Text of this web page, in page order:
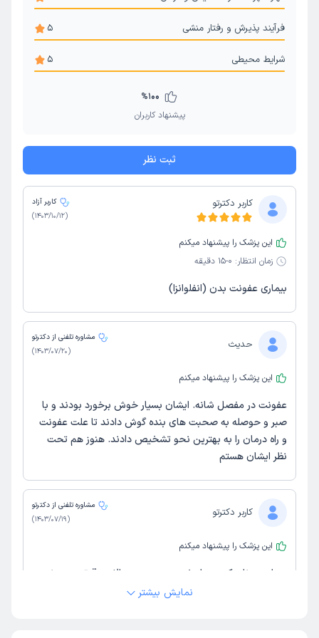
فرآیند پذیرش و رفتار منشی 5
شرایط محیطی 5
%100
پیشنهاد کاربران
ثبت نظر
کاربر دکترتو
کاربر آزاد
(
1403/10/12
)
این پزشک را پیشنهاد میکنم
زمان انتظار: 0-15 دقیقه
بیماری عفونت بدن (انفلوانزا)
حدیث
مشاوره تلفنی از دکترتو
(
1403/07/20
)
این پزشک را پیشنهاد میکنم
عفونت در مفصل شانه. ایشان بسیار خوش برخورد بودند و با
صبر و حوصله به صحبت های بنده گوش دادند تا علت عفونت
و راه درمان را به بهترین نحو تشخیص دادند. هنوز هم تحت
نظر ایشان هستم
کاربر دکترتو
مشاوره تلفنی از دکترتو
(
1403/07/19
)
این پزشک را پیشنهاد میکنم
بیماری زونا، دکتر بسیار خوبی هستند، سوالات دقیق پرسیدند و
با توجه به شرایطم دارو تجویز کردند و در مورد مصرف دارو
نمایش بیشتر